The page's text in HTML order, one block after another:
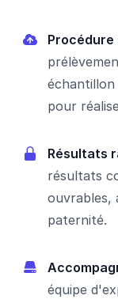
Procédure
échantillon
pour
Résultats
résultats
ouvrables,
paternité.
équipe